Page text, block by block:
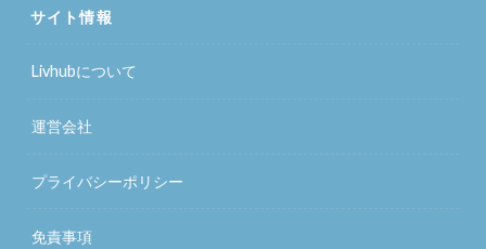
サイト情報
Livhubについて
運営会社
プライバシーポリシー
免責事項